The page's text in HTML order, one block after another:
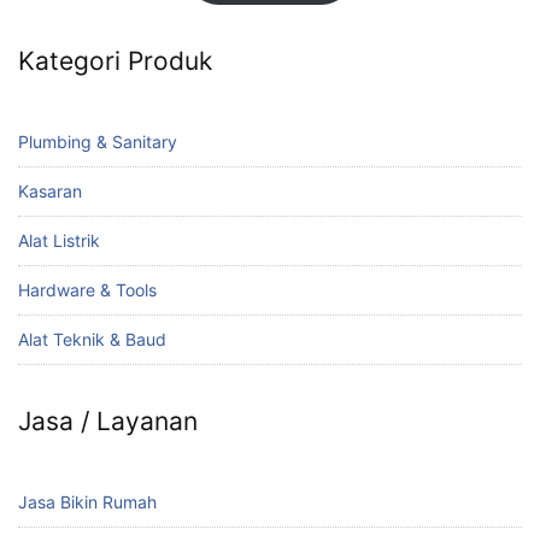
Kategori Produk
Plumbing & Sanitary
Kasaran
Alat Listrik
Hardware & Tools
Alat Teknik & Baud
Jasa / Layanan
Jasa Bikin Rumah